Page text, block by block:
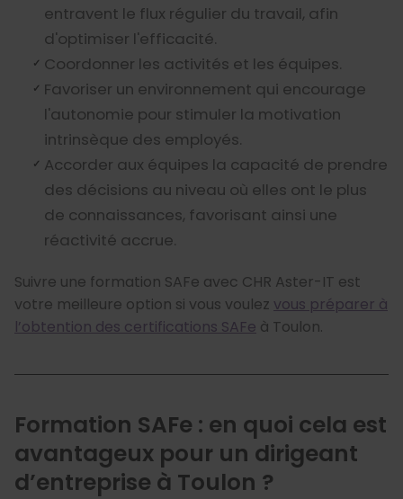
entravent le flux régulier du travail, afin
d'optimiser l'efficacité.
Coordonner les activités et les équipes.
Favoriser un environnement qui encourage
l'autonomie pour stimuler la motivation
intrinsèque des employés.
Accorder aux équipes la capacité de prendre
des décisions au niveau où elles ont le plus
de connaissances, favorisant ainsi une
réactivité accrue.
Suivre une formation SAFe avec CHR Aster-IT est
votre meilleure option si vous voulez vous préparer à
l’obtention des certifications SAFe à Toulon.
Formation SAFe : en quoi cela est
avantageux pour un dirigeant
d’entreprise à Toulon ?